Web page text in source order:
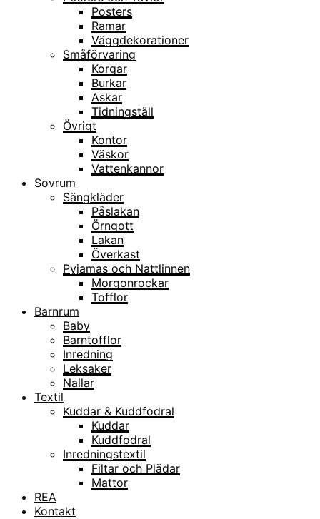
Posters
Ramar
Väggdekorationer
Småförvaring
Korgar
Burkar
Askar
Tidningställ
Övrigt
Kontor
Väskor
Vattenkannor
Sovrum
Sängkläder
Påslakan
Örngott
Lakan
Överkast
Pyjamas och Nattlinnen
Morgonrockar
Tofflor
Barnrum
Baby
Barntofflor
Inredning
Leksaker
Nallar
Textil
Kuddar & Kuddfodral
Kuddar
Kuddfodral
Inredningstextil
Filtar och Plädar
Mattor
REA
Kontakt